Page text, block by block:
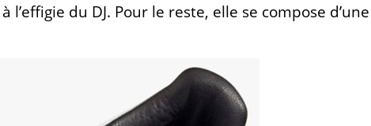
l’effigie du DJ. Pour le reste, elle se compose